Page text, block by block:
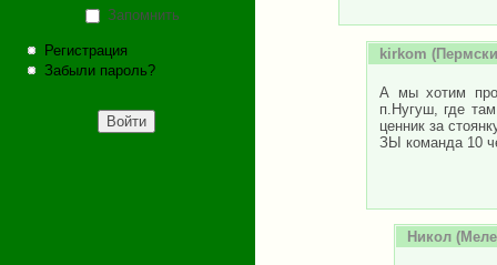
Запомнить
Регистрация
Забыли пароль?
kirkom
А мы хотим
п.Нугуш, где
ценник за
ЗЫ команда 10
Никол